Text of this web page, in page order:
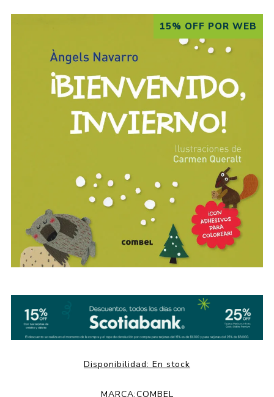
15% OFF POR WEB
Disponibilidad: En stock
MARCA:COMBEL